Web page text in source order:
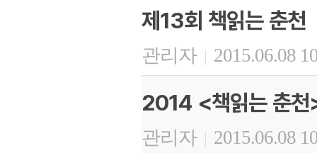
제13회 책읽는 춘천
관리자 | 2015.06.08
2014 <책읽는 춘천
관리자 | 2015.06.08